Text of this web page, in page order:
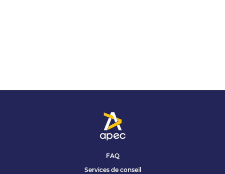
FAQ
Services de conseil